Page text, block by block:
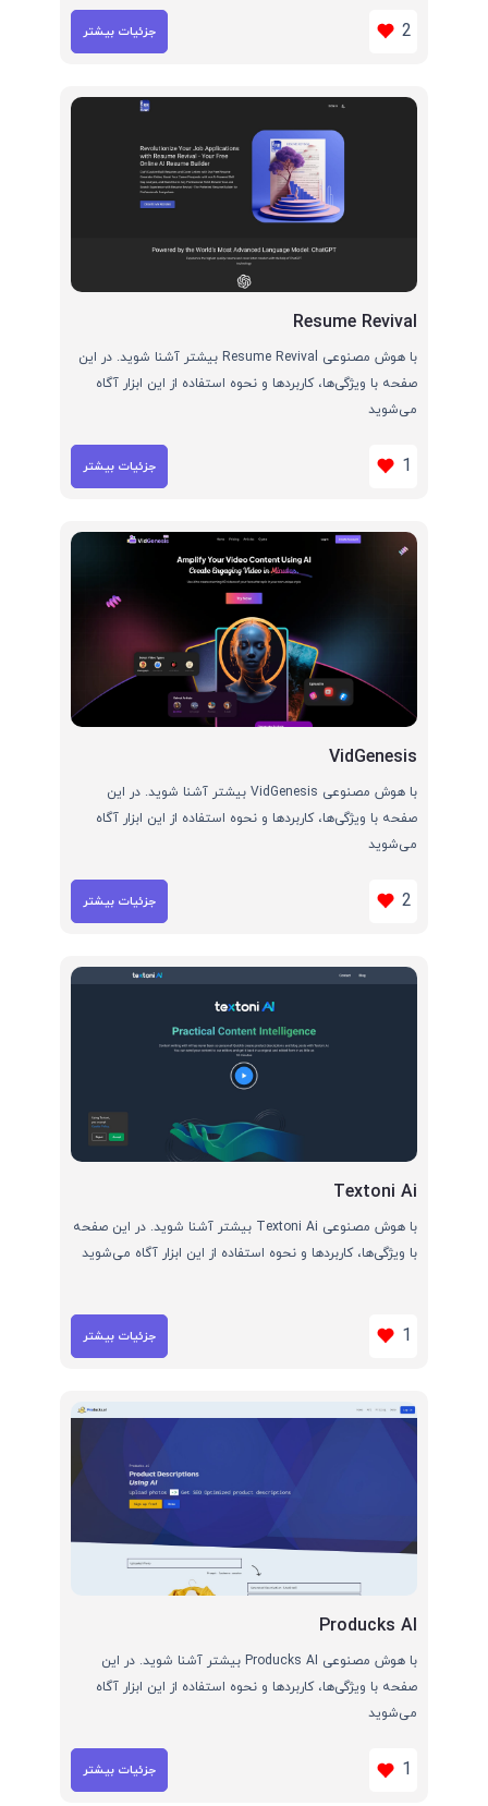
2 جزئیات بیشتر
Resume Revival
با هوش مصنوعی Resume Revival بیشتر آشنا شوید. در این
صفحه با ویژگی‌ها، کاربردها و نحوه استفاده از این ابزار آگاه
می‌شوید
1 جزئیات بیشتر
VidGenesis
با هوش مصنوعی VidGenesis بیشتر آشنا شوید. در این
صفحه با ویژگی‌ها، کاربردها و نحوه استفاده از این ابزار آگاه
می‌شوید
2 جزئیات بیشتر
Textoni Ai
با هوش مصنوعی Textoni Ai بیشتر آشنا شوید. در این صفحه
با ویژگی‌ها، کاربردها و نحوه استفاده از این ابزار آگاه می‌شوید
1 جزئیات بیشتر
Producks AI
با هوش مصنوعی Producks AI بیشتر آشنا شوید. در این
صفحه با ویژگی‌ها، کاربردها و نحوه استفاده از این ابزار آگاه
می‌شوید
1 جزئیات بیشتر